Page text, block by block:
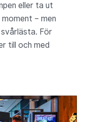
eller ta ut
– men
För
till och med